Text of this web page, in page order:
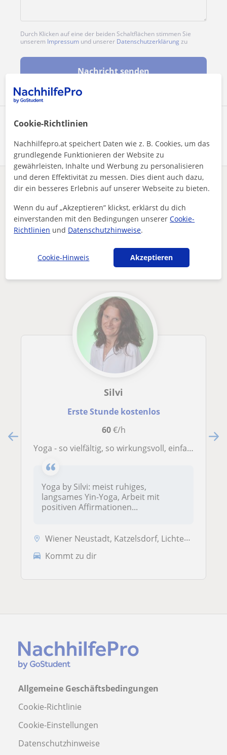
Profil teilen
Durch Klicken auf eine der beiden Schaltflächen stimmen Sie
unserem Impressum und unserer Datenschutzerklärung zu
Nachricht senden
Enthält dieses Profil einen Fehler?Melden
Nachhilfeunterricht Yoga
Wiener Neustadt
Yogalehrerin für Vinyasa Alignment, Myofasziales Yoga und Me...
Andere Yoga-Lehrkräfte in Wiener
Neustadt die dich interessieren könnten
Silvi
Erste Stunde kostenlos
60€/h
Yoga - so vielfältig, so wirkungsvoll, einfach ... so einfach ...
Yoga by Silvi: meist ruhiges,
langsames Yin-Yoga, Arbeit mit
positiven Affirmationen...
Wiener Neustadt, Katzelsdorf, Lichtenwörth, Neudörfl, Theresienfeld, W...
Kommt zu dir
Allgemeine Geschäftsbedingungen
Cookie-Richtlinie
Cookie-Einstellungen
Datenschutzhinweise
Cookie-Richtlinien
Nachhilfepro.at speichert Daten wie z. B. Cookies, um das
grundlegende Funktionieren der Website zu
gewährleisten, Inhalte und Werbung zu personalisieren
und deren Effektivität zu messen. Dies dient auch dazu,
dir ein besseres Erlebnis auf unserer Webseite zu bieten.
Wenn du auf „Akzeptieren” klickst, erklärst du dich
einverstanden mit den Bedingungen unsererCookie-
Richtlinien und Datenschutzhinweise.
Cookie-Hinweis Akzeptieren